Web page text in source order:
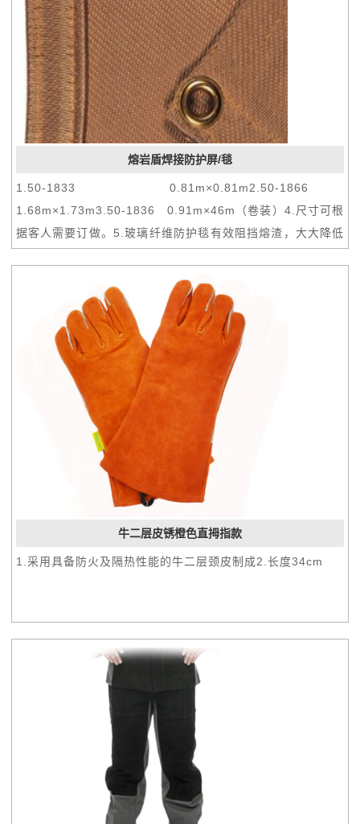
熔岩盾焊接防护屏/毯
1.50-1833 0.81m×0.81m2.50-1866
1.68m×1.73m3.50-1836 0.91m×46m（卷装）4.尺寸可根
据客人需要订做。5.玻璃纤维防护毯有效阻挡熔渣，大大降低
牛二层皮锈橙色直拇指款
1.采用具备防火及隔热性能的牛二层颈皮制成2.长度34cm